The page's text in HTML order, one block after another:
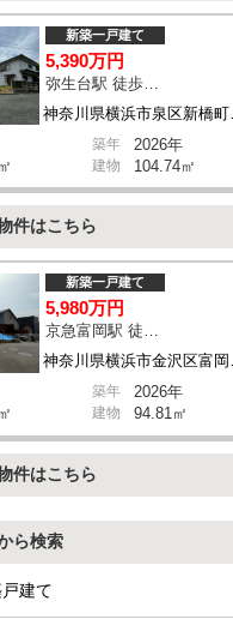
新築一戸建て
5,390万円
築年 2026年
建物 104.74㎡
件はこちら
神奈
新築一戸建て
5,980万円
京急富岡駅 徒歩16分
築年 2026年
建物 94.81㎡
件はこちら
ら検索
建て